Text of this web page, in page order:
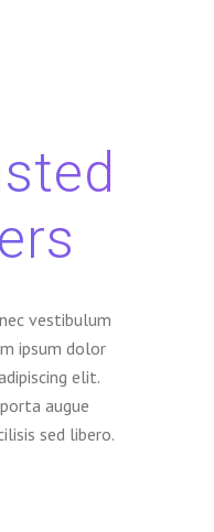
vestibulum
ipsum dolor
elit.
augue
sed libero.